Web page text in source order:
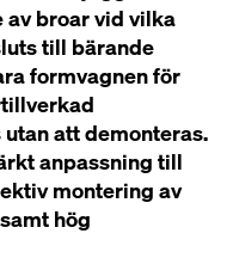
av broar vid vilka
till bärande
formvagnen för
att demonteras.
anpassning till
montering av
hög